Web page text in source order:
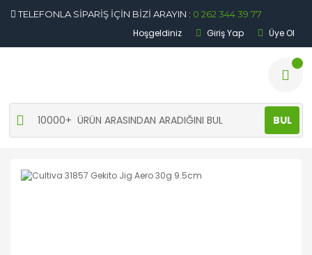
TELEFONLA SİPARİŞ İÇİN BİZİ ARAYIN : 0 262 344 39 77
Hoşgeldiniz Giriş Yap Üye Ol
BUL